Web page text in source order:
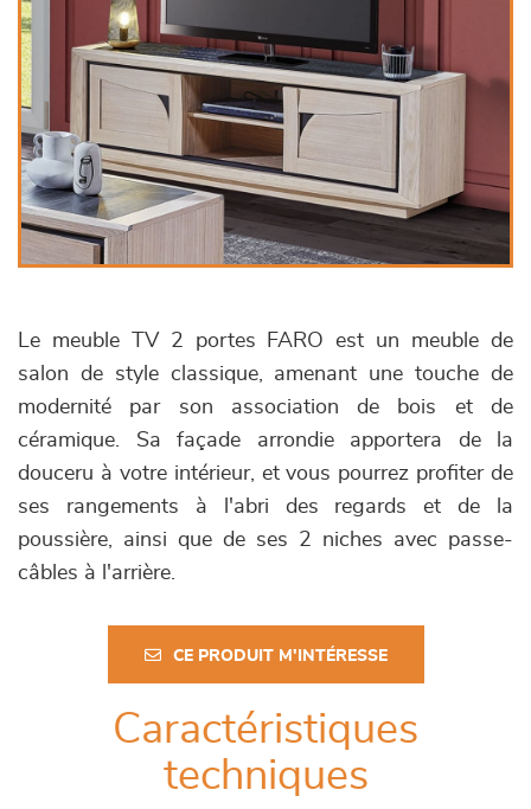
Le meuble TV 2 portes FARO est un meuble de
salon de style classique, amenant une touche de
modernité par son association de bois et de
céramique. Sa façade arrondie apportera de la
douceru à votre intérieur, et vous pourrez profiter de
ses rangements à l'abri des regards et de la
poussière, ainsi que de ses 2 niches avec passe-
câbles à l'arrière.
CE PRODUIT M'INTÉRESSE
Caractéristiques
techniques